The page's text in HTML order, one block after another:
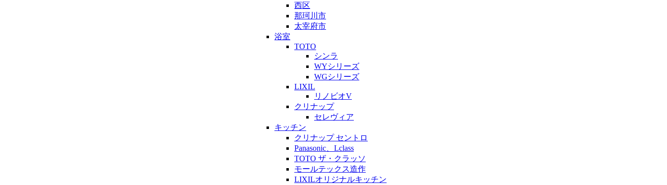
西区
那珂川市
太宰府市
浴室
TOTO
シンラ
WYシリーズ
WGシリーズ
LIXIL
リノビオV
クリナップ
セレヴィア
キッチン
クリナップ セントロ
Panasonic、Lclass
TOTO ザ・クラッソ
モールテックス造作
LIXILオリジナルキッチン